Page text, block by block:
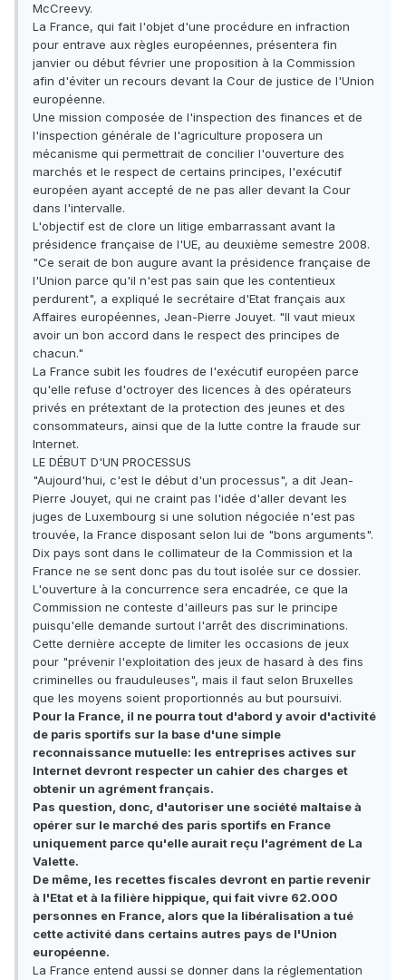
McCreevy.
La France, qui fait l'objet d'une procédure en infraction
pour entrave aux règles européennes, présentera fin
janvier ou début février une proposition à la Commission
afin d'éviter un recours devant la Cour de justice de l'Union
européenne.
Une mission composée de l'inspection des finances et de
l'inspection générale de l'agriculture proposera un
mécanisme qui permettrait de concilier l'ouverture des
marchés et le respect de certains principes, l'exécutif
européen ayant accepté de ne pas aller devant la Cour
dans l'intervalle.
L'objectif est de clore un litige embarrassant avant la
présidence française de l'UE, au deuxième semestre 2008.
"Ce serait de bon augure avant la présidence française de
l'Union parce qu'il n'est pas sain que les contentieux
perdurent", a expliqué le secrétaire d'Etat français aux
Affaires européennes, Jean-Pierre Jouyet. "Il vaut mieux
avoir un bon accord dans le respect des principes de
chacun."
La France subit les foudres de l'exécutif européen parce
qu'elle refuse d'octroyer des licences à des opérateurs
privés en prétextant de la protection des jeunes et des
consommateurs, ainsi que de la lutte contre la fraude sur
Internet.
LE DÉBUT D'UN PROCESSUS
"Aujourd'hui, c'est le début d'un processus", a dit Jean-
Pierre Jouyet, qui ne craint pas l'idée d'aller devant les
juges de Luxembourg si une solution négociée n'est pas
trouvée, la France disposant selon lui de "bons arguments".
Dix pays sont dans le collimateur de la Commission et la
France ne se sent donc pas du tout isolée sur ce dossier.
L'ouverture à la concurrence sera encadrée, ce que la
Commission ne conteste d'ailleurs pas sur le principe
puisqu'elle demande surtout l'arrêt des discriminations.
Cette dernière accepte de limiter les occasions de jeux
pour "prévenir l'exploitation des jeux de hasard à des fins
criminelles ou frauduleuses", mais il faut selon Bruxelles
que les moyens soient proportionnés au but poursuivi.
Pour la France, il ne pourra tout d'abord y avoir d'activité
de paris sportifs sur la base d'une simple
reconnaissance mutuelle: les entreprises actives sur
Internet devront respecter un cahier des charges et
obtenir un agrément français.
Pas question, donc, d'autoriser une société maltaise à
opérer sur le marché des paris sportifs en France
uniquement parce qu'elle aurait reçu l'agrément de La
Valette.
De même, les recettes fiscales devront en partie revenir
à l'Etat et à la filière hippique, qui fait vivre 62.000
personnes en France, alors que la libéralisation a tué
cette activité dans certains autres pays de l'Union
européenne.
La France entend aussi se donner dans la réglementation